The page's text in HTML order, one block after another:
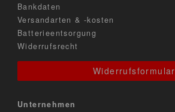
Bankdaten
Versandarten & -kosten
Batterieentsorgung
Widerrufsrecht
Widerrufsformular
Unternehmen